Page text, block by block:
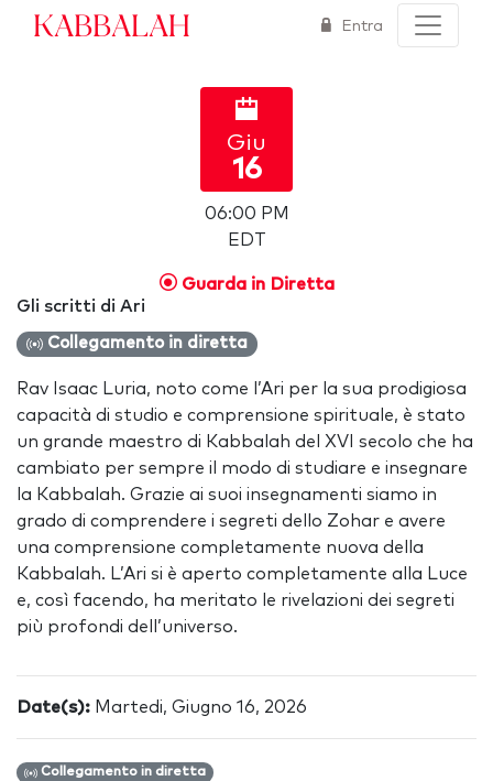
Kabbalah Entra
Giu
16
06:00 PM
EDT
Guarda in Diretta
Gli scritti di Ari
Collegamento in diretta
Rav Isaac Luria, noto come l’Ari per la sua prodigiosa
capacità di studio e comprensione spirituale, è stato
un grande maestro di Kabbalah del XVI secolo che ha
cambiato per sempre il modo di studiare e insegnare
la Kabbalah. Grazie ai suoi insegnamenti siamo in
grado di comprendere i segreti dello Zohar e avere
una comprensione completamente nuova della
Kabbalah. L’Ari si è aperto completamente alla Luce
e, così facendo, ha meritato le rivelazioni dei segreti
più profondi dell’universo.
Date(s): Martedi, Giugno 16, 2026
Collegamento in diretta